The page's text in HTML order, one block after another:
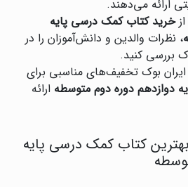
ارائه می‌دهند.
خرید کتاب کمک درسی پایه
، نظرات والدین و دانش‌آموزان را در
بررسی کنید.
بوک تخفیف‌های مناسبی برای
دوازدهم دوره دوم متوسطه ارائه
کتاب کمک درسی پایه